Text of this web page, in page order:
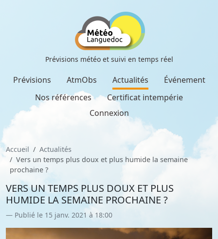
Prévisions météo et suivi en temps réel
Prévisions AtmObs Actualités
Événement
Nos références
Certificat intempérie
Connexion
Accueil
Actualités
Vers un temps plus doux et plus humide la semaine
prochaine ?
VERS UN TEMPS PLUS DOUX ET PLUS
HUMIDE LA SEMAINE PROCHAINE ?
Publié le 15 janv. 2021 à 18:00